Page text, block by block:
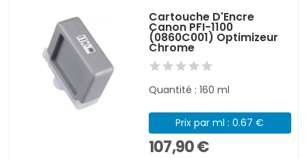
Cartouche D'Encre
Canon PFI-1100
(0860C001) Optimizeur
Chrome
Quantité : 160 ml
Prix par ml : 0.67 €
107,90 €